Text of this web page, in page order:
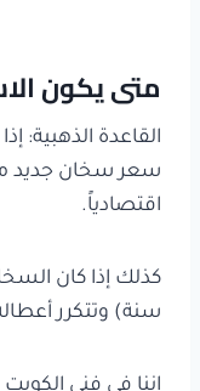
متى يكون
سعر سخان جديد
اقتصادياً.
سنة) وتتكرر
إننا في فني